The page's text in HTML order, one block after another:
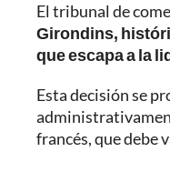
El tribunal de
Girondins,
que escapa a la
Esta decisión se
francés, que debe